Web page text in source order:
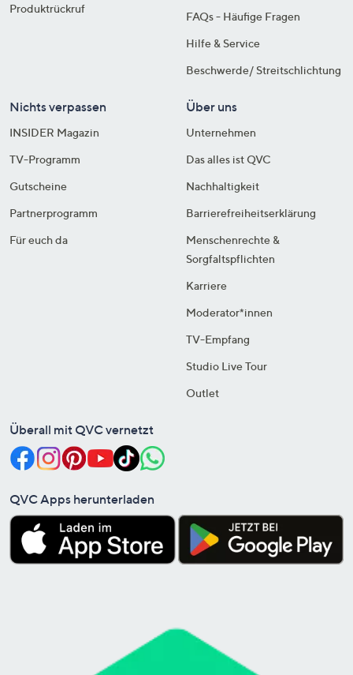
Produktrückruf
FAQs - Häufige Fragen
Hilfe & Service
Beschwerde/ Streitschlichtung
Nichts verpassen
INSIDER Magazin
TV-Programm
Gutscheine
Partnerprogramm
Für euch da
Über uns
Unternehmen
Das alles ist QVC
Nachhaltigkeit
Barrierefreiheitserklärung
Menschenrechte &
Sorgfaltspflichten
Karriere
Moderator*innen
TV-Empfang
Studio Live Tour
Outlet
Überall mit QVC vernetzt
QVC Apps herunterladen